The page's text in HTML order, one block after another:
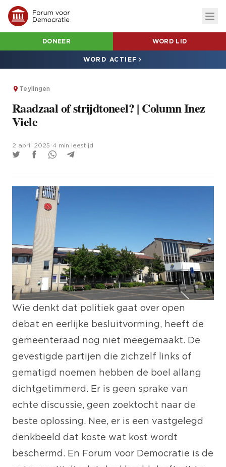
DONEER WORD LID
WORD ACTIEF
Teylingen
Raadzaal of strijdtoneel? | Column Inez
Viele
2 april 2025 4 min leestijd
Wie denkt dat politiek gaat over open
debat en eerlijke besluitvorming, heeft de
gemeenteraad nog niet meegemaakt. De
gevestigde partijen die zichzelf links of
gematigd noemen hebben de boel allang
dichtgetimmerd. Er is geen sprake van
echte discussie, geen zoektocht naar de
beste oplossing. Nee, er is een vastgelegd
denkbeeld dat koste wat kost wordt
beschermd. En Forum voor Democratie is de